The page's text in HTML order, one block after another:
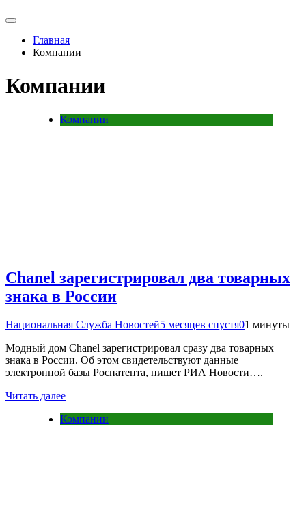
Главная
Компании
Компании
Компании
Chanel зарегистрировал два товарных
знака в России
Национальная Служба Новостей5 месяцев спустя01 минуты
Модный дом Chanel зарегистрировал сразу два товарных
знака в России. Об этом свидетельствуют данные
электронной базы Роспатента, пишет РИА Новости….
Читать далее
Компании